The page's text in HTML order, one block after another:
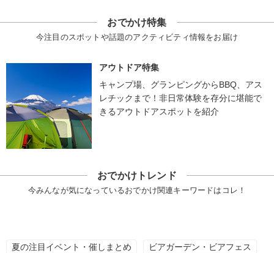
おでかけ特集
今注目のスポットや話題のアクティビティ情報をお届け
アウトドア特集
キャンプ場、グランピングからBBQ、アス
レチックまで！非日常体験を存分に堪能で
きるアウトドアスポットを紹介
おでかけトレンド
今みんなが気になっているおでかけ関連キーワードはコレ！
夏の注目イベント・催しまとめ ビアガーデン・ビアフェス